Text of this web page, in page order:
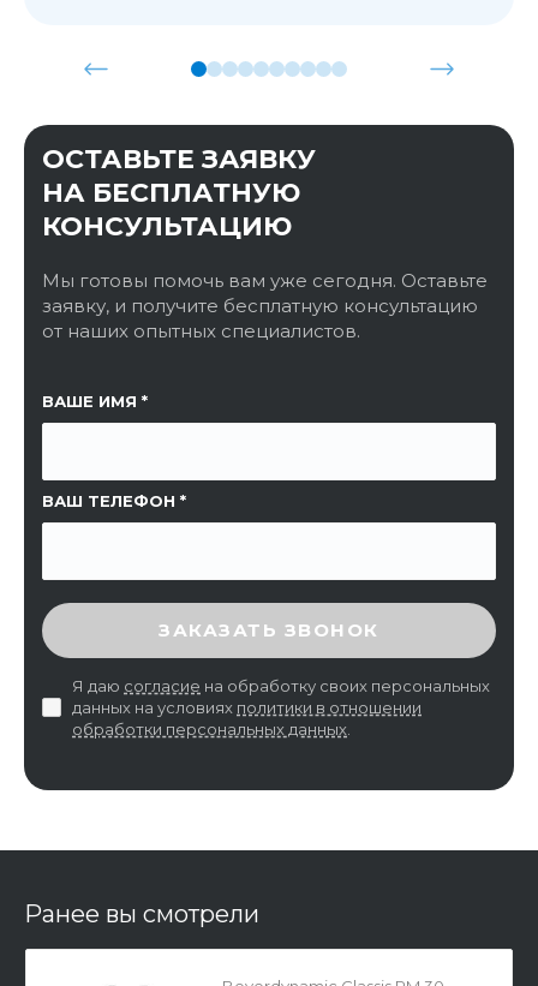
ОСТАВЬТЕ ЗАЯВКУ
НА БЕСПЛАТНУЮ
КОНСУЛЬТАЦИЮ
Мы готовы помочь вам уже сегодня. Оставьте
заявку, и получите бесплатную консультацию
от наших опытных специалистов.
ВАШЕ ИМЯ
ВАШ ТЕЛЕФОН
ССЫЛКА НА СТРАНИЦУ
ВВЕДИТЕ ПРОВЕРОЧНЫЙ КОД
ЗАКАЗАТЬ ЗВОНОК
Я даю согласие на обработку своих персональных
данных на условиях политики в отношении
обработки персональных данных
Ранее вы смотрели